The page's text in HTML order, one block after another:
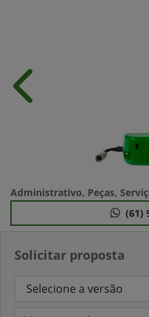
Solicitar proposta
Anterior
Administrativo, Peças,
(61)